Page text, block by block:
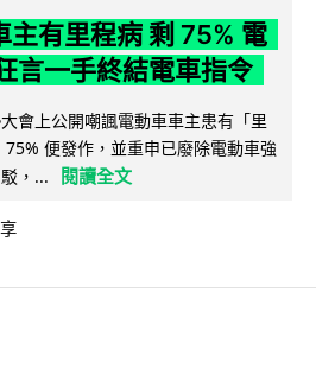
主有里程病 剩 75% 電
言一手終結電車指令
會上公開嘲諷電動車車主患有「里
便發作，並重申已廢除電動車強
，...
閱讀全文